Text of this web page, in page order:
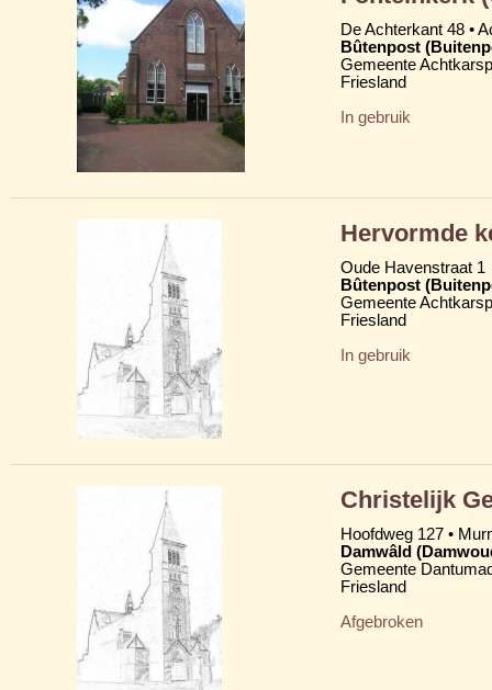
De Achterkant 48 •
Bûtenpost
Gemeente
Friesland
In gebruik
Hervormde
Oude Havenstraat 1
Bûtenpost
Gemeente
Friesland
In gebruik
Christelijk
Hoofdweg 127 •
Damwâld
Gemeente
Friesland
Afgebroken